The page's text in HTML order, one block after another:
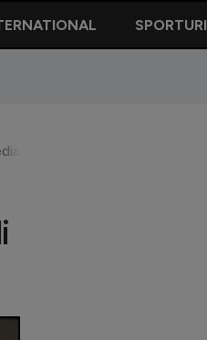
SPORTURI
după victoria cu Poli Iași